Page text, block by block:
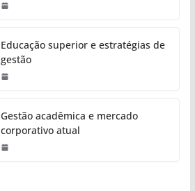
Educação superior e estratégias de
gestão
Gestão acadêmica e mercado
corporativo atual